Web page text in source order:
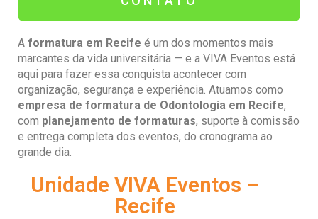
A formatura em Recife é um dos momentos mais
marcantes da vida universitária — e a VIVA Eventos está
aqui para fazer essa conquista acontecer com
organização, segurança e experiência. Atuamos como
empresa de formatura de Odontologia em Recife,
com planejamento de formaturas, suporte à comissão
e entrega completa dos eventos, do cronograma ao
grande dia.
Unidade VIVA Eventos –
Recife